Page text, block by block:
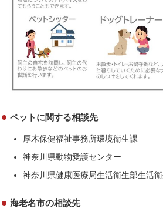
ペットに関する相談先
厚木保健福祉事務所環境衛
神奈川県動物愛護センタ
神奈川県健康医療局生活衛生部生活
海老名市の相談先